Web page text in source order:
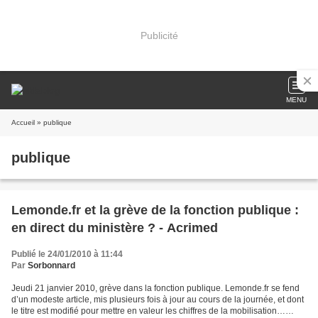
Publicité
MENU
Accueil » publique
publique
Lemonde.fr et la grève de la fonction publique :
en direct du ministère ? - Acrimed
Publié le 24/01/2010 à 11:44
Par Sorbonnard
Jeudi 21 janvier 2010, grève dans la fonction publique. Lemonde.fr se fend
d’un modeste article, mis plusieurs fois à jour au cours de la journée, et dont
le titre est modifié pour mettre en valeur les chiffres de la mobilisation…